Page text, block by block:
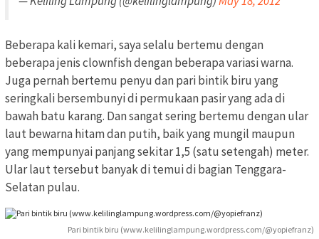
Beberapa kali kemari, saya selalu bertemu dengan
beberapa jenis clownfish dengan beberapa variasi warna.
Juga pernah bertemu penyu dan pari bintik biru yang
seringkali bersembunyi di permukaan pasir yang ada di
bawah batu karang. Dan sangat sering bertemu dengan ular
laut bewarna hitam dan putih, baik yang mungil maupun
yang mempunyai panjang sekitar 1,5 (satu setengah) meter.
Ular laut tersebut banyak di temui di bagian Tenggara-
Selatan pulau.
Pari bintik biru (www.kelilinglampung.wordpress.com/@yopiefranz)